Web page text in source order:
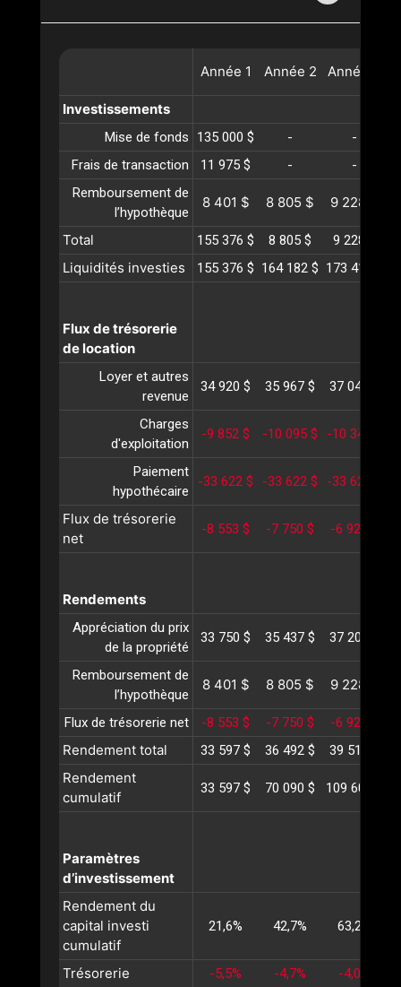
Année 1 Année 2 Année
Investissements
Mise de fonds 135 000 $ -
-
Frais de transaction
11 975 $ -
-
Remboursement de
l’hypothèque
8 401 $ 8 805 $ 9 228 $
Total 155 376 $ 8 805 $ 9 228 $
Liquidités investies 155 376 $ 164 182 $ 173 411 $
Flux de trésorerie
de location
Loyer et autres
revenue
34 920 $ 35 967 $ 37 046 $
Charges
d'exploitation
-9 852 $ -10 095 $ -10 345 $
Paiement
hypothécaire
-33 622 $ -33 622 $ -33 622 $
Flux de trésorerie
net
-8 553 $ -7 750 $ -6 921 $
Rendements
Appréciation du prix
de la propriété
33 750 $ 35 437 $ 37 209 $
Remboursement de
l’hypothèque
8 401 $ 8 805 $ 9 228 $
Flux de trésorerie net -8 553 $ -7 750 $ -6 921 $
Rendement total 33 597 $ 36 492 $ 39 516 $
Rendement
cumulatif
33 597 $ 70 090 $ 109 607 $
Paramètres
d’investissement
Rendement du
capital investi
cumulatif
21,6% 42,7% 63,2%
Trésorerie -5,5% -4,7% -4,0%